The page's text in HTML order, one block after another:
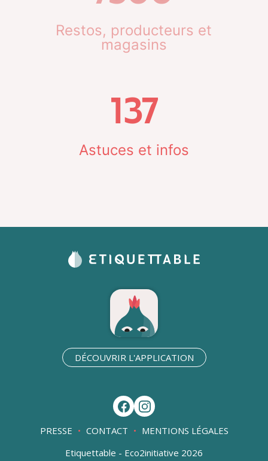
Restos, producteurs et
magasins
137
Astuces et infos
DÉCOUVRIR L'APPLICATION
PRESSE CONTACT
MENTIONS LÉGALES
Etiquettable - Eco2initiative 2026